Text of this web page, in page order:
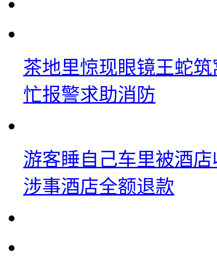
茶地里惊现眼镜王蛇
忙报警求助消防
游客睡自己车里被酒
涉事酒店全额退款